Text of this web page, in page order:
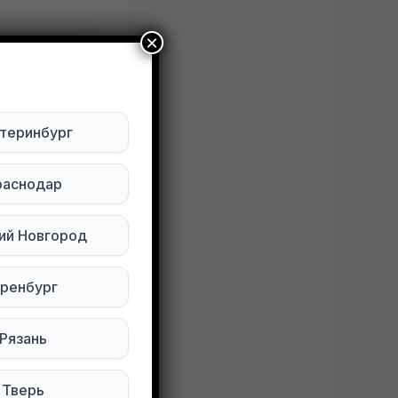
Будьте внимательны. Не переходите по ссылкам, если вам предлагают в личной переписке с дарителем оплаты доставки, брони, предоплаты или установки стороннего приложения, удалите переписку и заблокируйте пользователя. Обо всех таких постах сообщайте
77 просмотров
Новгород
Рязань
Тверь
×